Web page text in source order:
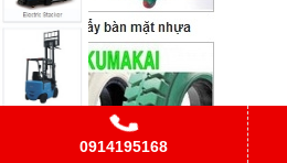
0914195168